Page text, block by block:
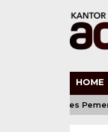
HOME
Proses